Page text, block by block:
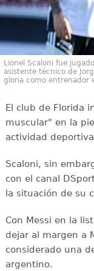
Lionel Scaloni fue
asistente técnico de
gloria como entrenador
El club de Florida
muscular" en la
actividad
Scaloni, sin
con el canal
la situación de su
Con Messi en la
dejar al margen a
considerado una
argentino.